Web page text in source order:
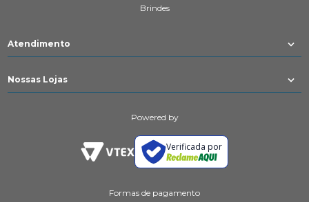
Brindes
Atendimento
Nossas Lojas
Powered by
Verificada por
Formas de pagamento